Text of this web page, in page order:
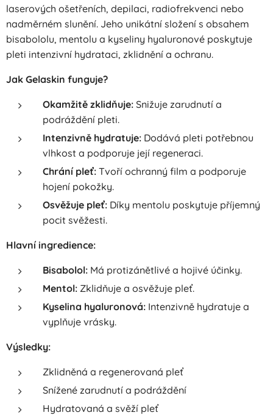
laserových ošetřeních, depilaci, radiofrekvenci nebo
nadměrném slunění. Jeho unikátní složení s obsahem
bisabololu, mentolu a kyseliny hyaluronové poskytuje
pleti intenzivní hydrataci, zklidnění a ochranu.
Jak Gelaskin funguje?
Okamžitě zklidňuje: Snižuje zarudnutí a
podráždění pleti.
Intenzivně hydratuje: Dodává pleti potřebnou
vlhkost a podporuje její regeneraci.
Chrání pleť: Tvoří ochranný film a podporuje
hojení pokožky.
Osvěžuje pleť: Díky mentolu poskytuje příjemný
pocit svěžesti.
Hlavní ingredience:
Bisabolol: Má protizánětlivé a hojivé účinky.
Mentol: Zklidňuje a osvěžuje pleť.
Kyselina hyaluronová: Intenzivně hydratuje a
vyplňuje vrásky.
Výsledky:
Zklidněná a regenerovaná pleť
Snížené zarudnutí a podráždění
Hydratovaná a svěží pleť